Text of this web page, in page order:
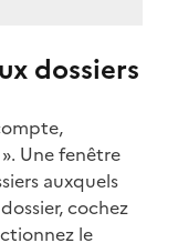
dossiers
». Une fenêtre
auxquels
cochez
le